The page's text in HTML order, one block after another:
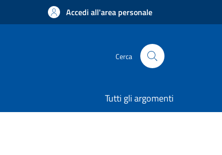
Accedi all'area personale
Cerca
Tutti gli argomenti